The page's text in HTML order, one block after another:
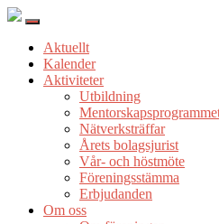
Aktuellt
Kalender
Aktiviteter
Utbildning
Nätverksträffar
Årets bolagsjurist
Vår- och höstmöte
Föreningsstämma
Erbjudanden
Om oss